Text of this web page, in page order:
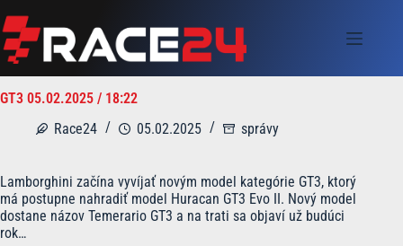
to
content
GT3 05.02.2025 / 18:22
Race24
05.02.2025 správy
Lamborghini začína vyvíjať novým model kategórie GT3, ktorý
má postupne nahradiť model Huracan GT3 Evo II. Nový model
dostane názov Temerario GT3 a na trati sa objaví už budúci
rok…